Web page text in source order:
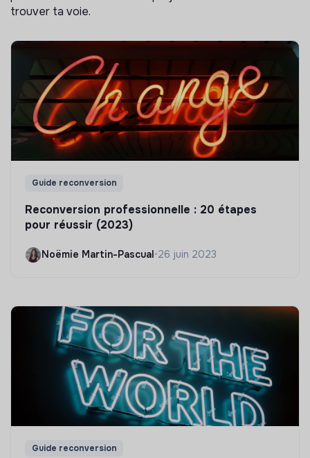
trouver ta voie.
Guide reconversion
Reconversion professionnelle : 20 étapes
pour réussir (2023)
Noëmie Martin-Pascual•26 juin 2023
Guide reconversion